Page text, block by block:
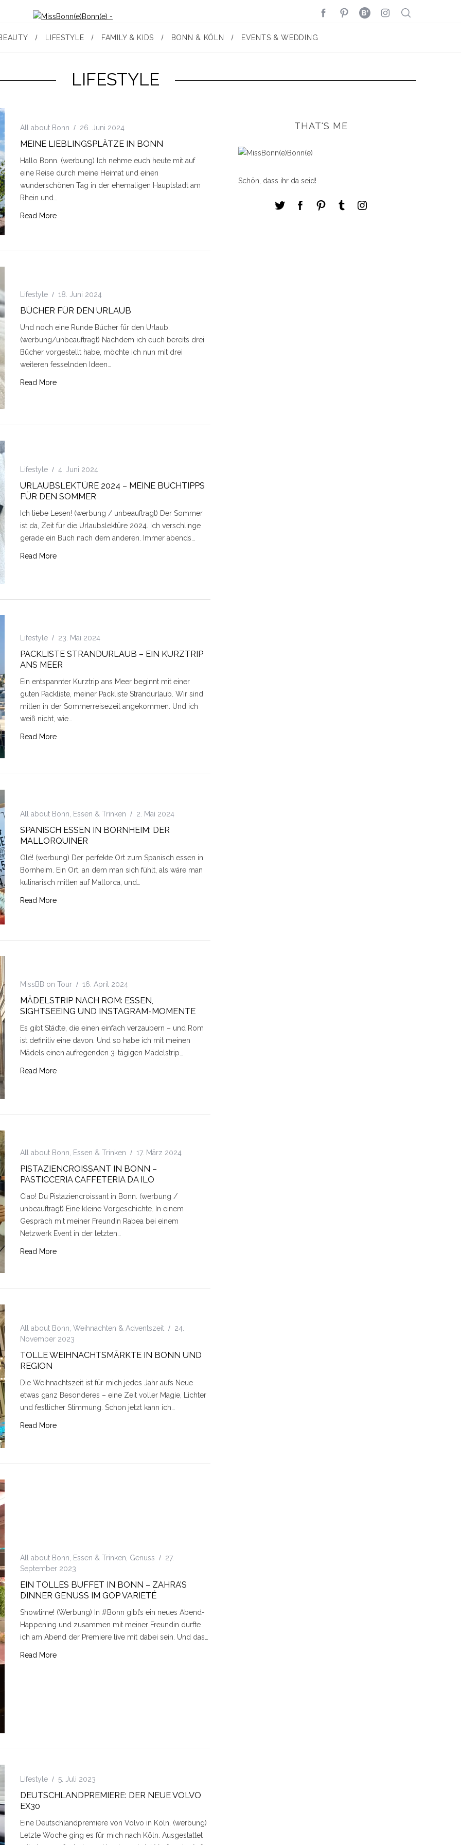
LIFESTYLE FAMILY & KIDS BONN & KÖLN EVENTS & WEDDING
LIFESTYLE
All about Bonn 26. Juni 2024
MEINE LIEBLINGSPLÄTZE IN BONN
Hallo Bonn. (werbung) Ich nehme euch heute mit auf
eine Reise durch meine Heimat und einen
wunderschönen Tag in der ehemaligen Hauptstadt am
Rhein und…
Read More
Lifestyle 18. Juni 2024
BÜCHER FÜR DEN URLAUB
Und noch eine Runde Bücher für den Urlaub.
(werbung/unbeauftragt) Nachdem ich euch bereits drei
Bücher vorgestellt habe, möchte ich nun mit drei
weiteren fesselnden Ideen…
Read More
Lifestyle 4. Juni 2024
URLAUBSLEKTÜRE 2024 – MEINE BUCHTIPPS
FÜR DEN SOMMER
Ich liebe Lesen! (werbung / unbeauftragt) Der Sommer
ist da, Zeit für die Urlaubslektüre 2024. Ich verschlinge
gerade ein Buch nach dem anderen. Immer abends…
Read More
Lifestyle 23. Mai 2024
PACKLISTE STRANDURLAUB – EIN KURZTRIP
ANS MEER
Ein entspannter Kurztrip ans Meer beginnt mit einer
guten Packliste, meiner Packliste Strandurlaub. Wir sind
mitten in der Sommerreisezeit angekommen. Und ich
weiß nicht, wie…
Read More
All about Bonn, Essen & Trinken 2. Mai 2024
SPANISCH ESSEN IN BORNHEIM: DER
MALLORQUINER
Olé! (werbung) Der perfekte Ort zum Spanisch essen in
Bornheim. Ein Ort, an dem man sich fühlt, als wäre man
kulinarisch mitten auf Mallorca, und…
Read More
MissBB on Tour 16. April 2024
MÄDELSTRIP NACH ROM: ESSEN,
SIGHTSEEING UND INSTAGRAM-MOMENTE
Es gibt Städte, die einen einfach verzaubern – und Rom
ist definitiv eine davon. Und so habe ich mit meinen
Mädels einen aufregenden 3-tägigen Mädelstrip…
Read More
All about Bonn Essen & Trinken 17. März 2024
PISTAZIENCROISSANT IN BONN –
PASTICCERIA CAFFETERIA DA ILO
Ciao! Du Pistaziencroissant in Bonn. (werbung /
unbeauftragt) Eine kleine Vorgeschichte. In einem
Gespräch mit meiner Freundin Rabea bei einem
Netzwerk Event in der letzten…
Read More
All about Bonn Weihnachten & Adventszeit
24.
November 2023
TOLLE WEIHNACHTSMÄRKTE IN BONN UND
REGION
Die Weihnachtszeit ist für mich jedes Jahr aufs Neue
etwas ganz Besonderes – eine Zeit voller Magie, Lichter
und festlicher Stimmung. Schon jetzt kann ich…
Read More
All about Bonn, Essen & Trinken, Genuss
27.
September 2023
EIN TOLLES BUFFET IN BONN – ZAHRA’S
DINNER GENUSS IM GOP VARIETÉ
Showtime! (Werbung) In #Bonn gibt’s ein neues Abend-
Happening und zusammen mit meiner Freundin durfte
ich am Abend der Premiere live mit dabei sein. Und das…
Read More
Lifestyle 5. Juli 2023
DEUTSCHLANDPREMIERE: DER NEUE VOLVO
EX30
Eine Deutschlandpremiere von Volvo in Köln. (werbung)
Letzte Woche ging es für mich nach Köln. Ausgestattet
THAT'S ME
Schön, dass ihr da seid!